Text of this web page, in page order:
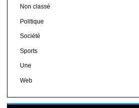
Non classé
Politique
Société
Sports
Une
Web